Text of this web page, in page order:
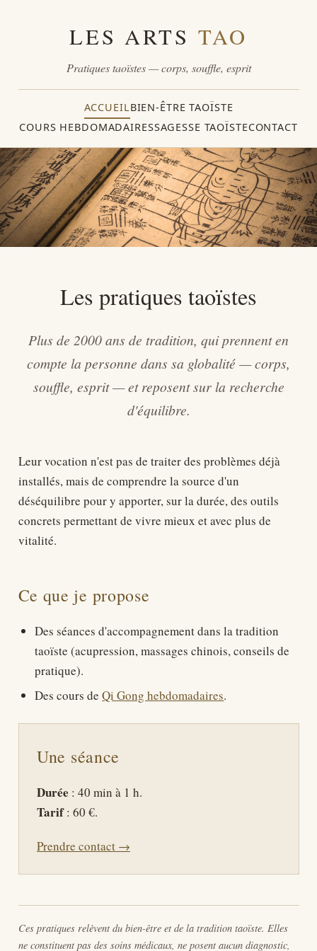
LES ARTS TAO
Pratiques taoïstes — corps, souffle, esprit
ACCUEILBIEN-ÊTRE TAOÏSTE
COURS HEBDOMADAIRESSAGESSE TAOÏSTECONTACT
Les pratiques taoïstes
Plus de 2000 ans de tradition, qui prennent en
compte la personne dans sa globalité — corps,
souffle, esprit — et reposent sur la recherche
d'équilibre.
Leur vocation n'est pas de traiter des problèmes déjà
installés, mais de comprendre la source d'un
déséquilibre pour y apporter, sur la durée, des outils
concrets permettant de vivre mieux et avec plus de
vitalité.
Ce que je propose
Des séances d'accompagnement dans la tradition
taoïste (acupression, massages chinois, conseils de
pratique).
Des cours deQi Gong hebdomadaires.
Une séance
Durée : 40 min à 1 h.
Tarif: 60 €.
Prendre contact →
Ces pratiques relèvent du bien-être et de la tradition taoïste. Elles
ne constituent pas des soins médicaux, ne posent aucun diagnostic,